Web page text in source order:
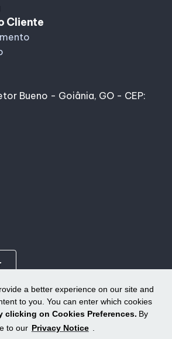
a better experience on our site and
to you. You can enter which cookies
clicking on Cookies Preferences. By
to our Privacy Notice .
Cliente
Bueno - Goiânia, GO - CEP: